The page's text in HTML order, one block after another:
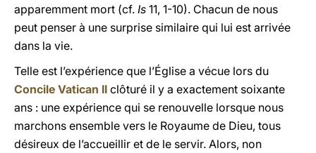
apparemment mort (cf. Is 11, 1-10). Chacun de nous
peut penser à une surprise similaire qui lui est arrivée
dans la vie.
Telle est l’expérience que l’Église a vécue lors du
Concile Vatican II clôturé il y a exactement soixante
ans : une expérience qui se renouvelle lorsque nous
marchons ensemble vers le Royaume de Dieu, tous
désireux de l’accueillir et de le servir. Alors, non